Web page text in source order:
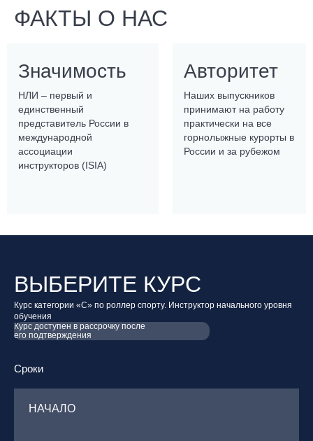
ФАКТЫ О НАС
Значимость
НЛИ – первый и
единственный
представитель России в
международной
ассоциации
инструкторов (ISIA)
Авторитет
Наших выпускников
принимают на работу
практически на все
горнолыжные курорты в
России и за рубежом
ВЫБЕРИТЕ КУРС
Курс категории «С» по роллер спорту. Инструктор начального уровня
обучения
Курс доступен в рассрочку после
его подтверждения
Сроки